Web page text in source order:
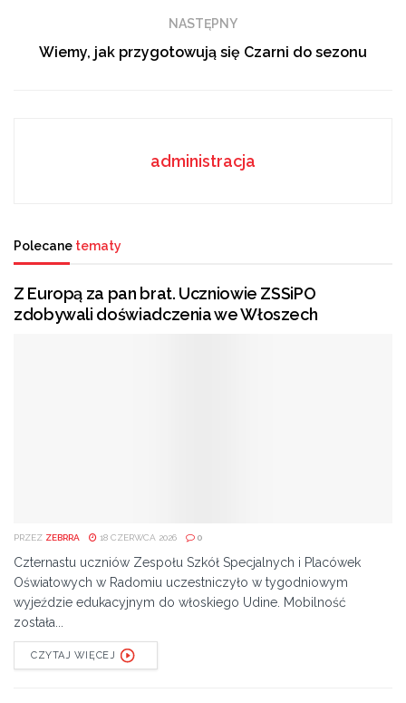
sprawdzić, czy zarówno dzieci, jak i rodzice są już
przygotowani na nowy rok szkolny.
NASTĘPNY
Wiemy, jak przygotowują się Czarni do sezonu
administracja
Polecane tematy
Z Europą za pan brat. Uczniowie ZSSiPO
zdobywali doświadczenia we Włoszech
PRZEZ ZEBRRA 18 CZERWCA 2026 0
Czternastu uczniów Zespołu Szkół Specjalnych i Placówek
Oświatowych w Radomiu uczestniczyło w tygodniowym
wyjeździe edukacyjnym do włoskiego Udine. Mobilność
została...
CZYTAJ WIĘCEJ